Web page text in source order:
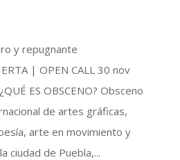
y repugnante
| OPEN CALL 30 nov
ES OBSCENO? Obsceno
de artes gráficas,
arte en movimiento y
ciudad de Puebla,...